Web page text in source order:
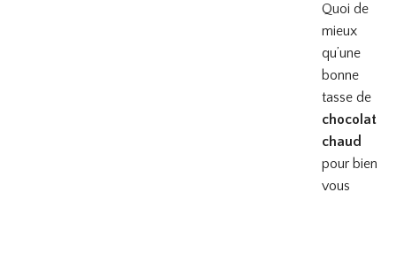
Quoi de
mieux
qu’une
bonne
tasse de
chocolat
chaud
pour bien
vous